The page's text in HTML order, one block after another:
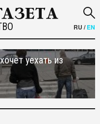
RU /EN
уехать из